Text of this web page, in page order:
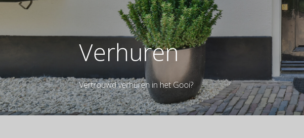
Verhuren
Vertrouwd verhuren in het Gooi?